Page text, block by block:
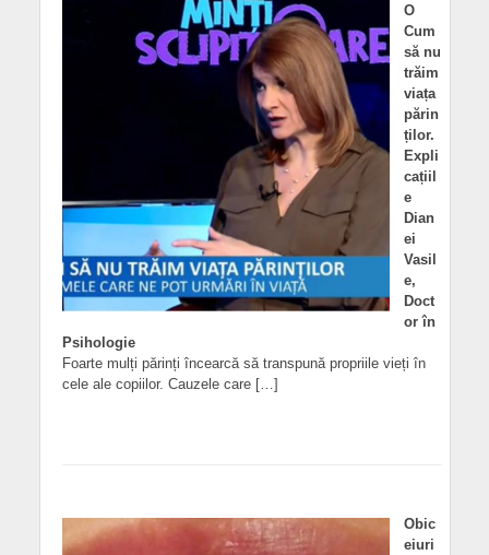
O
Cum
să nu
trăim
viața
părin
ților.
Expli
cațiil
e
Dian
ei
Vasil
e,
Doct
or în
Psihologie
Foarte mulți părinți încearcă să transpună propriile vieți în
cele ale copiilor. Cauzele care […]
Obic
eiuri